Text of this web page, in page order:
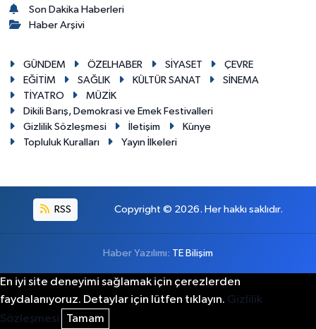
Son Dakika Haberleri
Haber Arşivi
GÜNDEM ÖZELHABER SİYASET
ÇEVRE
EĞİTİM
SAĞLIK KÜLTÜR SANAT
SİNEMA
TİYATRO
MÜZİK
Dikili Barış, Demokrasi ve Emek Festivalleri
Gizlilik Sözleşmesi
İletişim
Künye
Topluluk Kuralları
Yayın İlkeleri
RSS Copyright © 2026. Her hakkı saklıdır.
Haber Yazılımı: TE Bilişim
En iyi site deneyimi sağlamak için çerezlerden
faydalanıyoruz. Detaylar için lütfen tıklayın. Gizlilik
Sözleşmesi
Tamam